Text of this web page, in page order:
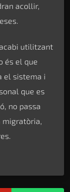
acollir,
utilitzant
és el que
el sistema i
que es
no passa
migratòria,